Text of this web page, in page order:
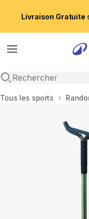
Livraison Gratuite
Menu
Recherche ouverte
Accueil
Tous les sports